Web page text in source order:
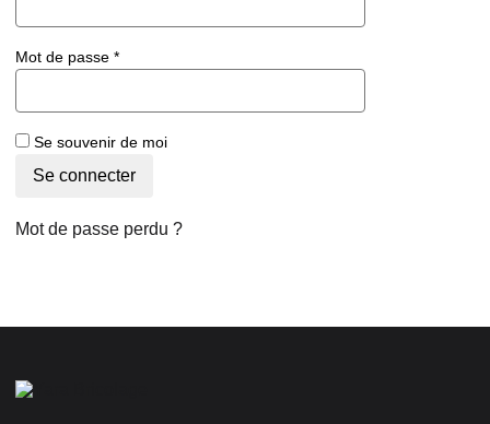
Mot de passe *Obligatoire
Se souvenir de moi
Se connecter
Mot de passe perdu ?